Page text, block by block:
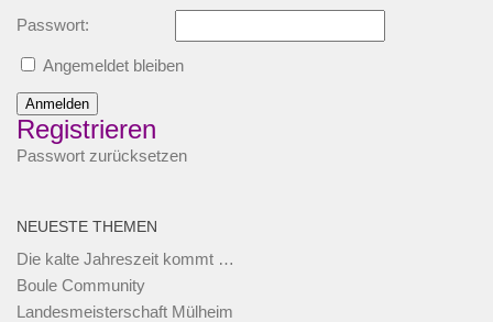
Passwort:
Angemeldet bleiben
Anmelden
Registrieren
Passwort zurücksetzen
NEUESTE THEMEN
Die kalte Jahreszeit kommt …
Boule Community
Landesmeisterschaft Mülheim